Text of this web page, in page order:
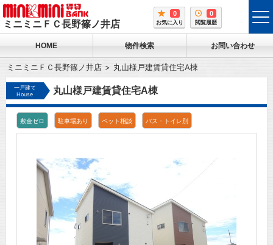
ミニミニＦＣ長野篠ノ井店
0
お気に入り
0
閲覧履歴
HOME 物件検索 お問い合わせ
ミニミニＦＣ長野篠ノ井店 丸山様戸建賃貸住宅A棟
一戸建て
House
丸山様戸建賃貸住宅A棟
敷金ゼロ 駐車場あり ペット相談 バス・トイレ別